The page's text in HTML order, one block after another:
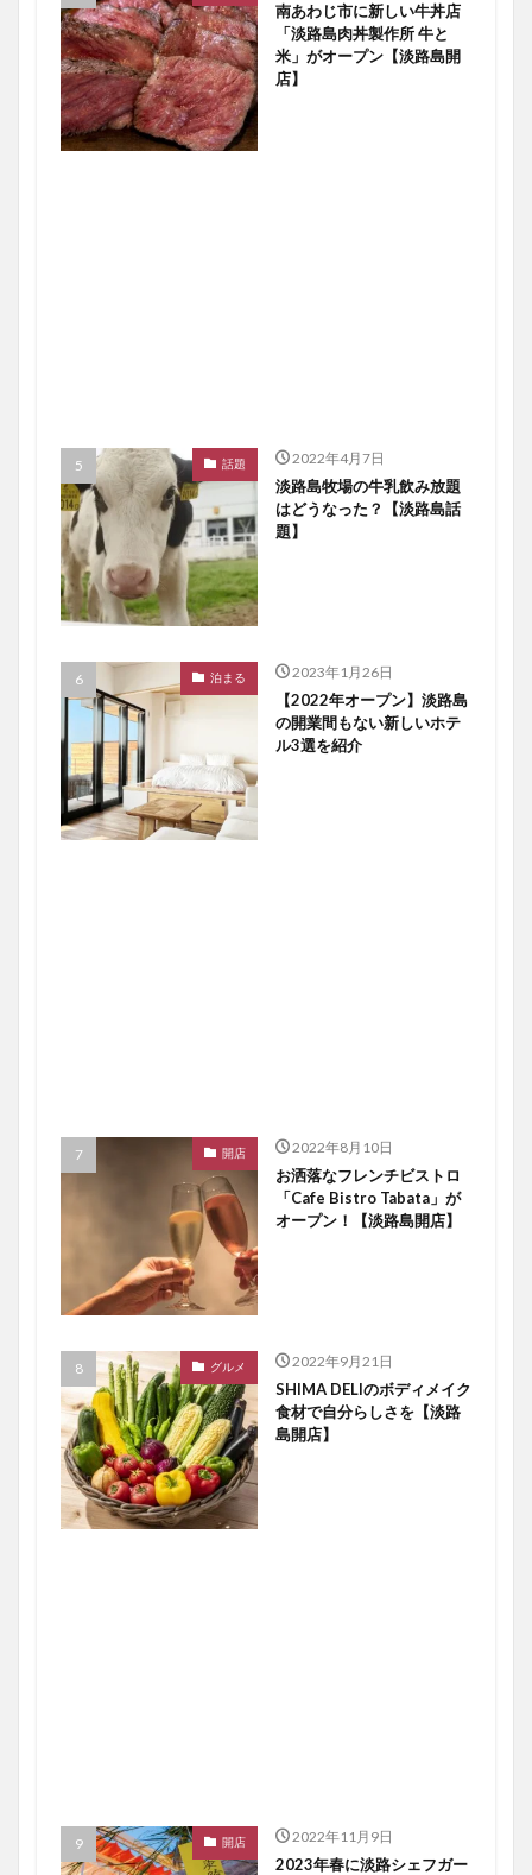
南あわじ市に新しい牛丼店
「淡路島肉丼製作所 牛と
米」がオープン【淡路島開
店】
話題 2022年4月7日
淡路島牧場の牛乳飲み放題
はどうなった？【淡路島話
題】
泊まる 2023年1月26日
【2022年オープン】淡路島
の開業間もない新しいホテ
ル3選を紹介
開店 2022年8月10日
お洒落なフレンチビストロ
「Cafe Bistro Tabata」が
オープン！【淡路島開店】
グルメ 2022年9月21日
SHIMA DELIのボディメイク
食材で自分らしさを【淡路
島開店】
開店 2022年11月9日
2023年春に淡路シェフガー